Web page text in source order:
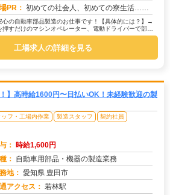
PR： 初めての社会人、初めての寮生活…不安は尽きないですよね。でも大丈夫！株式会社京栄センターなら、専属スタッフが就業ま...
心の自動車部品製造のお仕事です！【具体的には？】→
すだけのマシンオペレーター、電動ドライバーで部品
で検...
工場求人の詳細を見る
】高時給1600円〜日払いOK！未経験歓迎の製
フ・工場内作業 製造スタッフ 契約社員
： 時給1,600円
： 自動車用部品・機器の製造業務
地： 愛知県 豊田市
アクセス： 若林駅